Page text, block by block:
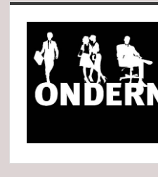
Sidebar